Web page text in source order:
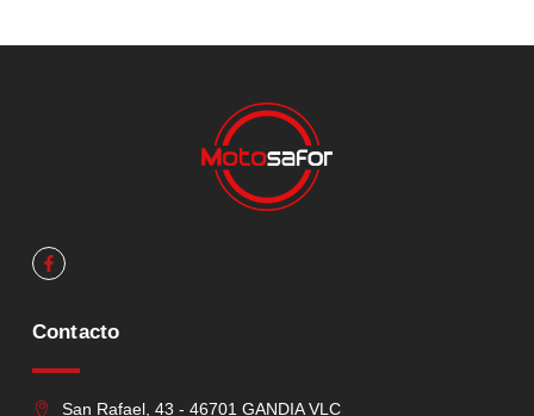
Contacto
San Rafael, 43 - 46701 GANDIA VLC